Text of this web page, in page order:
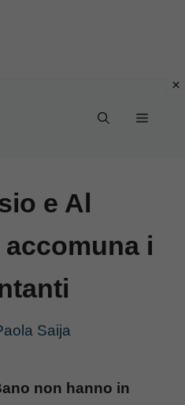
Menu
e Al
i
Saija
non hanno in